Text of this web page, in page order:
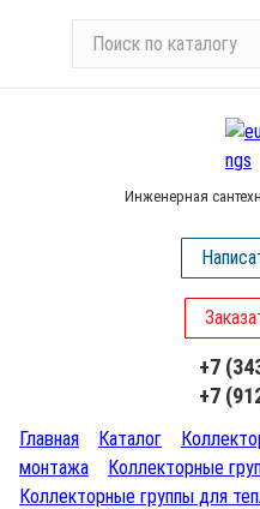
и
у
Инженерная
+7
+7
Главная Каталог
монтажа
Коллекторные
Коллекторные группы для